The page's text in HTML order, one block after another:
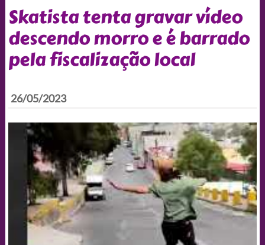
Skatista tenta gravar vídeo
descendo morro e é barrado
pela fiscalização local
26/05/2023